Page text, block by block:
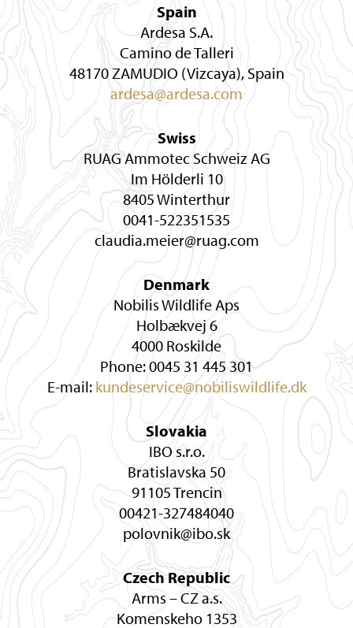
Spain
Ardesa S.A.
Camino de Talleri
48170 ZAMUDIO (Vizcaya), Spain
ardesa@ardesa.com
Swiss
RUAG Ammotec Schweiz AG
Im Hölderli 10
8405 Winterthur
0041-522351535
claudia.meier@ruag.com
Denmark
Nobilis Wildlife Aps
Holbækvej 6
4000 Roskilde
Phone: 0045 31 445 301
E-mail: kundeservice@nobiliswildlife.dk
Slovakia
IBO s.r.o.
Bratislavska 50
91105 Trencin
00421-327484040
polovnik@ibo.sk
Czech Republic
Arms – CZ a.s.
Komenskeho 1353